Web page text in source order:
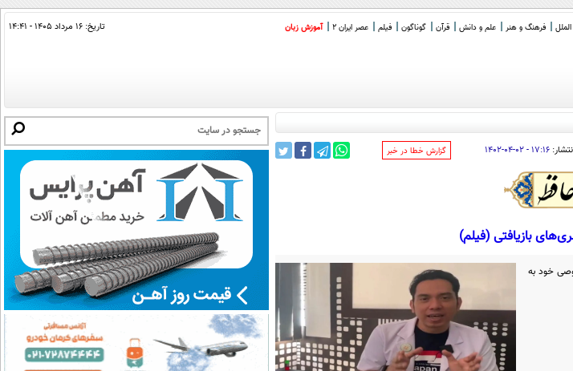
فرهنگ و هنر علم و دانش قرآن گوناگون فیلم عصر ایران 2 آموزش زبان تاریخ: ۱۶ مرداد ۱۴۰۵ - ۱۴:۴۱
۱۷:۱۶ - ۰۲-۰۴-۱۴۰۲ ‌گزارش خطا در خبر
بازیافتی (فیلم)
مطب خصوصی خود به